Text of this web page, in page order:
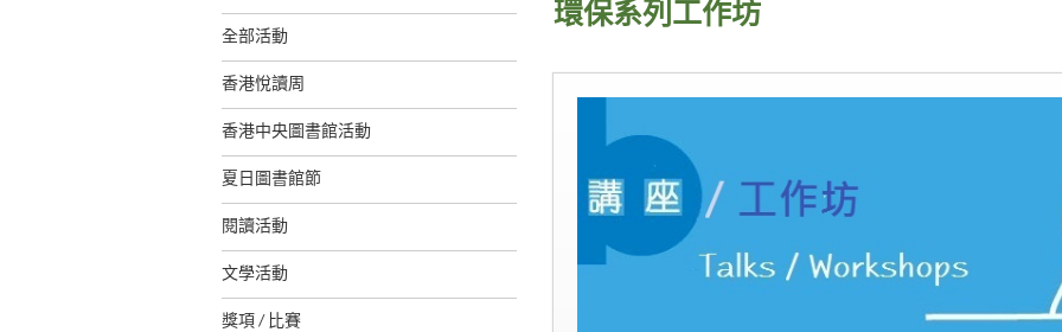
全部活動
香港悅讀周
香港中央圖書館活動
夏日圖書館節
閱讀活動
文學活動
獎項 / 比賽
環保系列工作坊